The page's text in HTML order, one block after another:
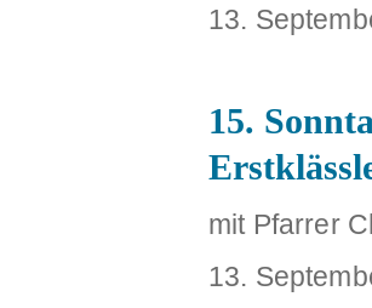
13.
15.
mit Pfarrer
13.